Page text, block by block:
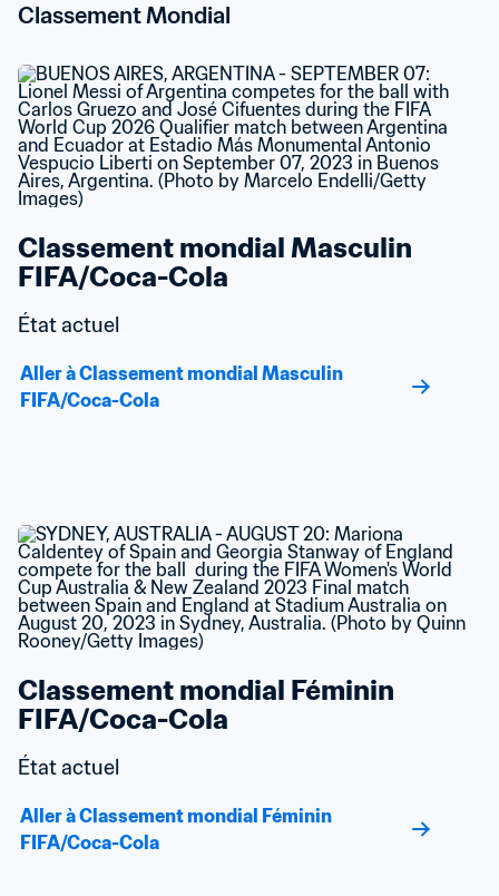
Classement Mondial
Classement mondial Masculin
FIFA/Coca-Cola
État actuel
Aller à Classement mondial Masculin
FIFA/Coca-Cola
Classement mondial Féminin
FIFA/Coca-Cola
État actuel
Aller à Classement mondial Féminin
FIFA/Coca-Cola